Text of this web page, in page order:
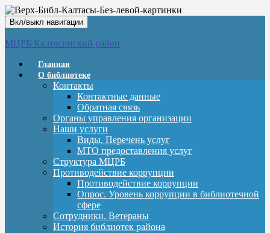
Вкл/выкл навигации
МЦРБ Калтасинский район
Главная
О библиотеке
Контакты
Контактные данные
Обратная связь
Органы управления организации
Наши услуги
Виды. Перечень услуг
МТО предоставления услуг
Структура МЦРБ
Противодействие коррупции
Противодействие коррупции
Опрос. Уровень коррупции в библиотечной
сфере
Сотрудники. Ветераны
История библиотек района